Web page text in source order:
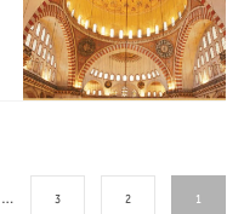
1
2
3
…